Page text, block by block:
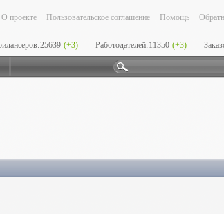
О проекте Пользовательское соглашение Помощь
25639 (+3) Работодателей:11350 (+3)